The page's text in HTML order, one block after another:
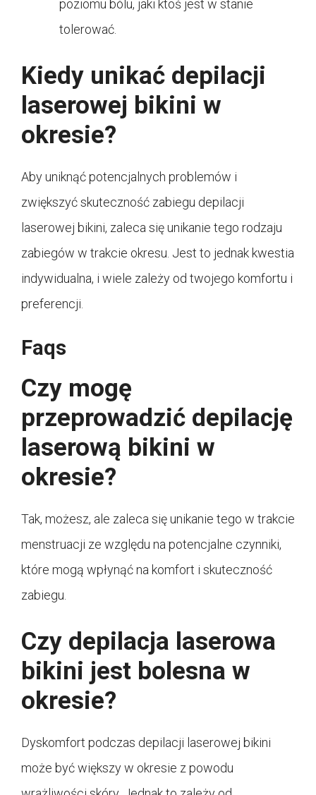
poziomu bólu, jaki ktoś jest w stanie
tolerować.
Kiedy unikać depilacji
laserowej bikini w
okresie?
Aby uniknąć potencjalnych problemów i
zwiększyć skuteczność zabiegu depilacji
laserowej bikini, zaleca się unikanie tego rodzaju
zabiegów w trakcie okresu. Jest to jednak kwestia
indywidualna, i wiele zależy od twojego komfortu i
preferencji.
Faqs
Czy mogę
przeprowadzić depilację
laserową bikini w
okresie?
Tak, możesz, ale zaleca się unikanie tego w trakcie
menstruacji ze względu na potencjalne czynniki,
które mogą wpłynąć na komfort i skuteczność
zabiegu.
Czy depilacja laserowa
bikini jest bolesna w
okresie?
Dyskomfort podczas depilacji laserowej bikini
może być większy w okresie z powodu